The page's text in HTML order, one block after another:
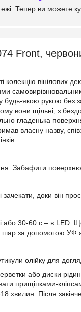
Тепер ви можете
Front,
колекцію вінілових
якою рукою без
вони щільні, з
гладенька
власну назву,
Забафити поверхню
доки він
30-60 с – в LED.
шар за допомогою УФ
олійку для
або диски
прищіпками-
Після